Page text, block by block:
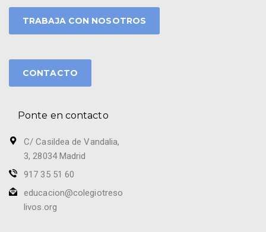
TRABAJA CON NOSOTROS
CONTACTO
Ponte en contacto
C/ Casildea de Vandalia,
3, 28034 Madrid
917 35 51 60
educacion@colegiotreso
livos.org